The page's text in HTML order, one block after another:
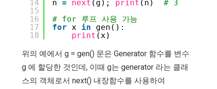
14
15
16
17
18
n = next (g); print (n) # 3
# for 루프 사용 가능
for x in
gen():
print (x)
위의 예에서 g = gen() 문은 Generator 함수를 변수
g 에 할당한 것인데, 이때 g는 generator 라는 클래
스의 객체로서 next() 내장함수를 사용하여